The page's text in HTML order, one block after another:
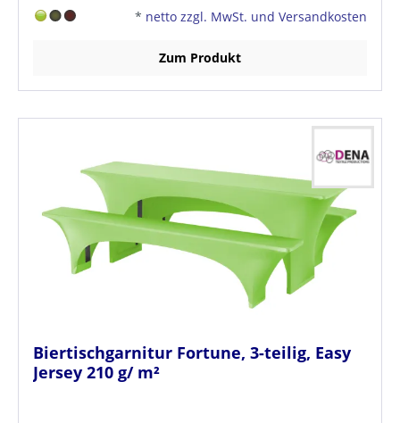
* netto zzgl. MwSt. und Versandkosten
Zum Produkt
Biertischgarnitur Fortune, 3-teilig, Easy
Jersey 210 g/ m²